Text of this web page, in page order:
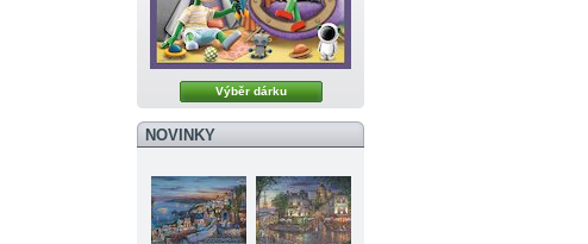
Výběr dárku
NOVINKY